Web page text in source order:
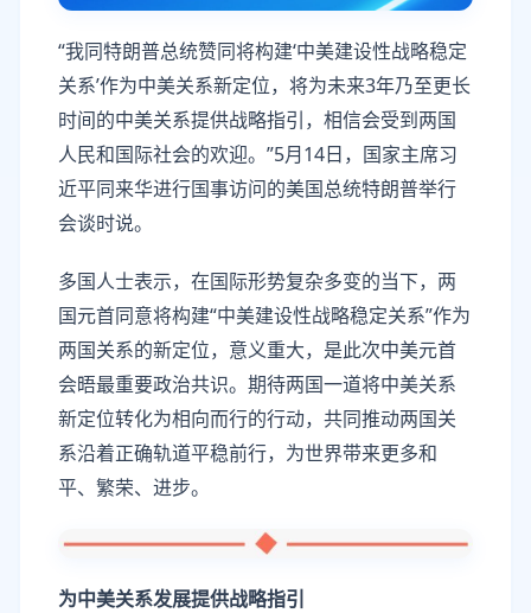
“我同特朗普总统赞同将构建‘中美建设性战略稳定
关系’作为中美关系新定位，将为未来3年乃至更长
时间的中美关系提供战略指引，相信会受到两国
人民和国际社会的欢迎。”5月14日，国家主席习
近平同来华进行国事访问的美国总统特朗普举行
会谈时说。
多国人士表示，在国际形势复杂多变的当下，两
国元首同意将构建“中美建设性战略稳定关系”作为
两国关系的新定位，意义重大，是此次中美元首
会晤最重要政治共识。期待两国一道将中美关系
新定位转化为相向而行的行动，共同推动两国关
系沿着正确轨道平稳前行，为世界带来更多和
平、繁荣、进步。
为中美关系发展提供战略指引